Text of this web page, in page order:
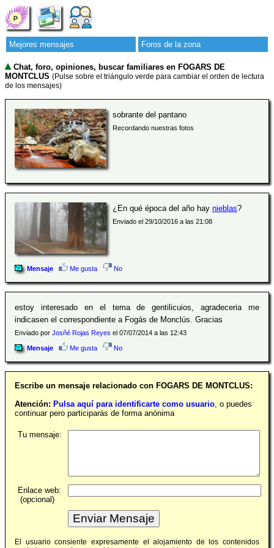
Mejores mensajes Foros de la zona
Chat, foro, opiniones, buscar familiares en FOGARS DE
MONTCLUS (Pulse sobre el triángulo verde para cambiar el orden de lectura
de los mensajes)
sobrante del pantano
Recordando nuestras fotos
¿En qué época del año hay nieblas?
Enviado el 29/10/2016 a las 21:08
Mensaje Me gusta No
estoy interesado en el tema de gentilicuios, agradeceria me
indicasen el correspondiente a Fogás de Monclús. Gracias
Enviado por Josñé Rojas Reyes el 07/07/2014 a las 12:43
Mensaje Me gusta No
Escribe un mensaje relacionado con FOGARS DE MONTCLUS:
Atención: Pulsa aquí para identificarte como usuario , o puedes
continuar pero participarás de forma anónima
Tu mensaje:
Enlace web:
(opcional)
El usuario consiente expresamente el alojamiento de los contenidos